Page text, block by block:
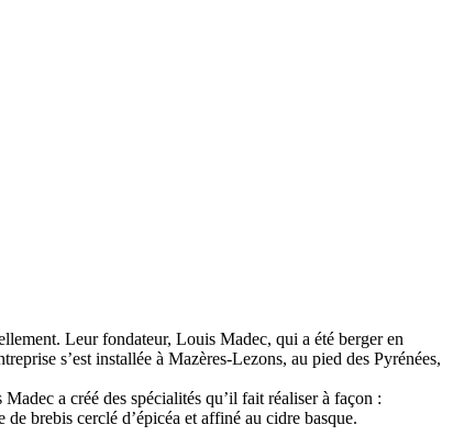
Leur fondateur, Louis Madec, qui a été berger en
s’est installée à Mazères-Lezons, au pied des Pyrénées,
a créé des spécialités qu’il fait réaliser à façon :
de brebis cerclé d’épicéa et affiné au cidre basque.